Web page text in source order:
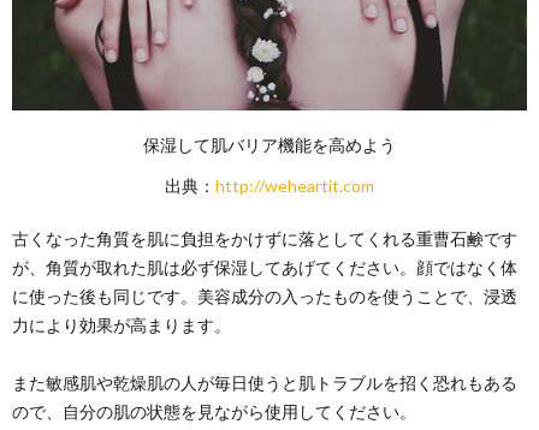
保湿して肌バリア機能を高めよう
出典： http://weheartit.com
古くなった角質を肌に負担をかけずに落としてくれる重曹石鹸です
が、角質が取れた肌は必ず保湿してあげてください。顔ではなく体
に使った後も同じです。美容成分の入ったものを使うことで、浸透
力により効果が高まります。
また敏感肌や乾燥肌の人が毎日使うと肌トラブルを招く恐れもある
ので、自分の肌の状態を見ながら使用してください。